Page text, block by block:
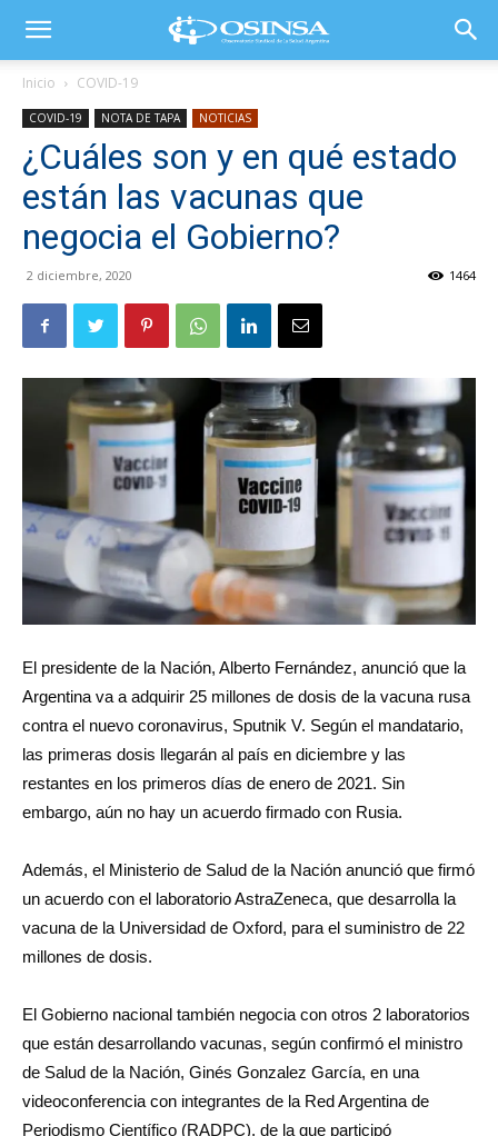
Inicio COVID-19
COVID-19 NOTA DE TAPA NOTICIAS
¿Cuáles son y en qué estado
están las vacunas que
negocia el Gobierno?
2 diciembre, 2020 1464
El presidente de la Nación, Alberto Fernández, anunció que la
Argentina va a adquirir 25 millones de dosis de la vacuna rusa
contra el nuevo coronavirus, Sputnik V. Según el mandatario,
las primeras dosis llegarán al país en diciembre y las
restantes en los primeros días de enero de 2021. Sin
embargo, aún no hay un acuerdo firmado con Rusia.
Además, el Ministerio de Salud de la Nación anunció que firmó
un acuerdo con el laboratorio AstraZeneca, que desarrolla la
vacuna de la Universidad de Oxford, para el suministro de 22
millones de dosis.
El Gobierno nacional también negocia con otros 2 laboratorios
que están desarrollando vacunas, según confirmó el ministro
de Salud de la Nación, Ginés Gonzalez García, en una
videoconferencia con integrantes de la Red Argentina de
Periodismo Científico (RADPC), de la que participó